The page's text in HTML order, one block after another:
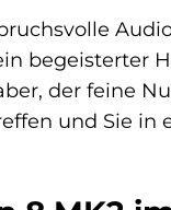
begeisterter
der feine
und Sie in